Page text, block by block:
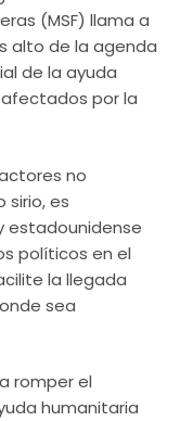
(MSF) llama a
alto de la agenda
de la ayuda
por la
no
es
estadounidense
políticos en el
la llegada
sea
romper el
humanitaria